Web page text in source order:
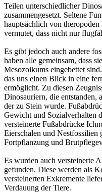
Teilen unterschiedlicher
zusammengesetzt. Seltene
hauptsächlich von
vermutet, dass nicht nur
Es gibt jedoch auch andere
haben alle gemeinsam, dass
Mesozoikums eingebettet
das uns einen Blick in eine
ermöglicht. Zu diesen
Dinosauriern, die entstanden,
der zu Stein wurde.
Gewicht und Sozialverhalten
versteinerte Fußabdrücke
Eierschalen und Nestfossilien
Fortpflanzung und
Es wurden auch versteinerte
gefunden. Diese werden als
versteinerten Exkremente
Verdauung der Tiere.